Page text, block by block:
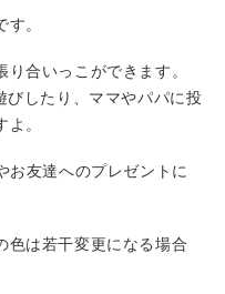
。
合いっこができます。
びしたり、ママやパパに投
。
お友達へのプレゼントに
は若干変更になる場合